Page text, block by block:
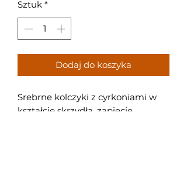
Sztuk *
Dodaj do koszyka
Srebrne kolczyki z cyrkoniami w
kształcie skrzydła, zapięcie